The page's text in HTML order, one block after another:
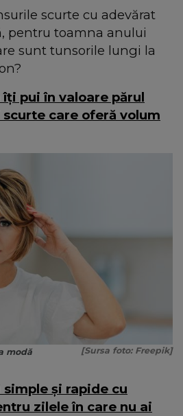
scurte cu adevărat
pentru toamna anului
sunt tunsorile lungi la
îți pui în valoare părul
care oferă volum
modă [Sursa foto: Freepik]
simple și rapide cu
zilele în care nu ai